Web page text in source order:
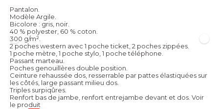
Pantalon.
Modèle Argile.
Bicolore : gris, noir.
40 % polyester, 60 % coton.
300 g/m².
2 poches western avec 1 poche ticket, 2 poches zippées.
1 poche mètre, 1 poche stylo, 1 poche téléphone.
Passant marteau.
Poches genouillères double position.
Ceinture rehaussée dos, resserrable par pattes élastiquées sur
les côtés, large passant milieu dos.
Triples surpiqûres.
Renfort bas de jambe, renfort entrejambe devant et dos. Voir
le produit